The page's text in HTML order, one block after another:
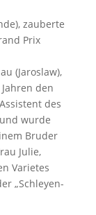
zauberte
Prix
(Jaroslaw),
den
des
wurde
Bruder
Julie,
Varietes
„Schleyen-